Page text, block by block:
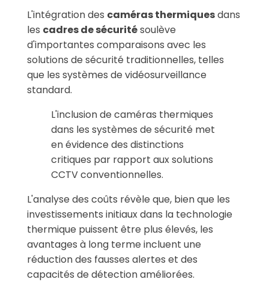
L'intégration des caméras thermiquesdans
les cadres de sécuritésoulève
d'importantes comparaisons avec les
solutions de sécurité traditionnelles, telles
que les systèmes de vidéosurveillance
standard.
L'inclusion de caméras thermiques
dans les systèmes de sécurité met
en évidence des distinctions
critiques par rapport aux solutions
CCTV conventionnelles.
L'analyse des coûts révèle que, bien que les
investissements initiaux dans la technologie
thermique puissent être plus élevés, les
avantages à long terme incluent une
réduction des fausses alertes et des
capacités de détection améliorées.